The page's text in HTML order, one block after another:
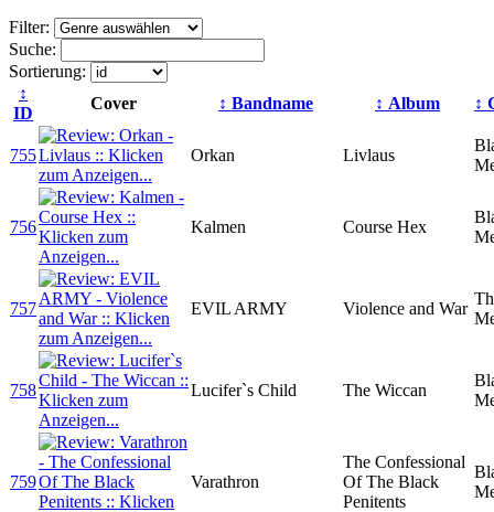
Filter:
Suche:
Sortierung:
↕
ID
Cover ↕ Bandname ↕ Album ↕
755 Orkan Livlaus
756 Kalmen Course Hex
757 EVIL ARMY Violence and War
758 Lucifer`s Child The Wiccan
759 Varathron
The Confessional
Of The Black
Penitents